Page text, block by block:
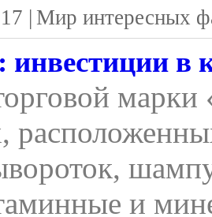
| Мир интересных
инвестиции в
и